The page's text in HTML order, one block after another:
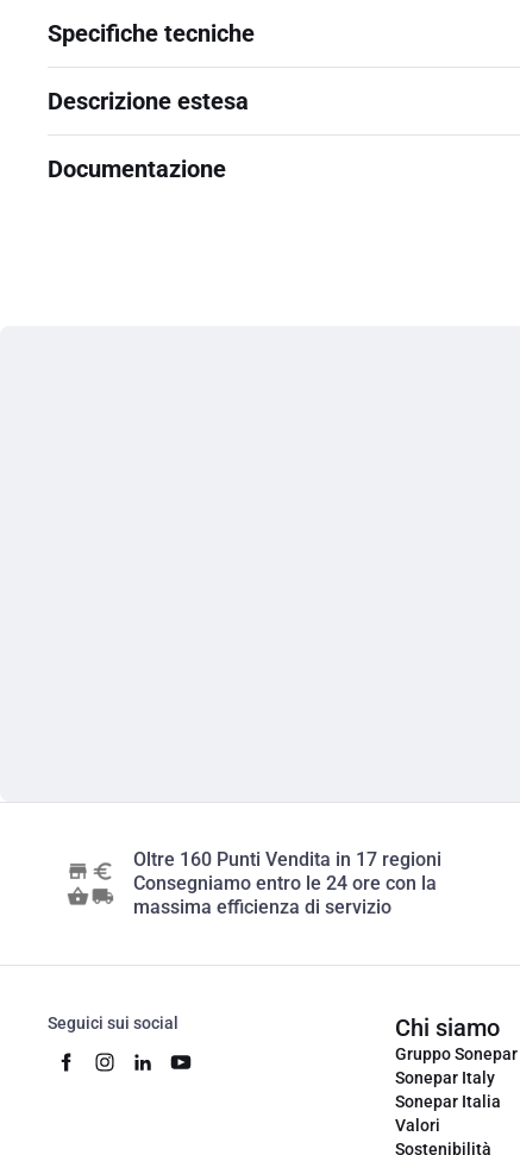
Specifiche tecniche
Descrizione estesa
Documentazione
Oltre 160 Punti Vendita in 17 regioni
Consegniamo entro le 24 ore con la
massima efficienza di servizio
Seguici sui social Chi siamo
Gruppo Sonepar
Sonepar Italy
Sonepar Italia
Valori
Sostenibilità